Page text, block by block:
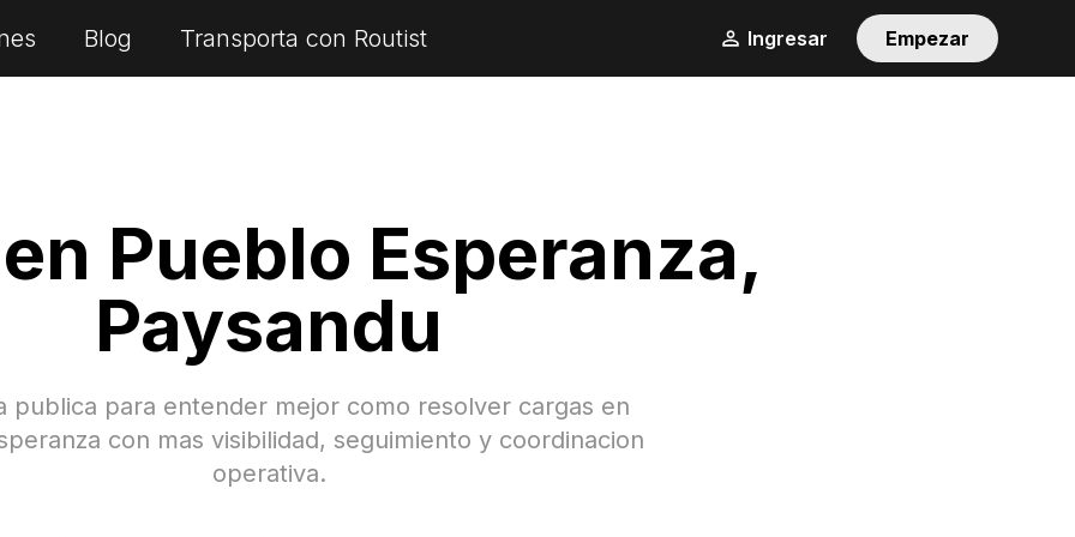
Blog Transporta con Routist Ingresar Empezar
Pueblo Esperanza,
Paysandu
publica para entender mejor como resolver cargas en
con mas visibilidad, seguimiento y coordinacion
operativa.